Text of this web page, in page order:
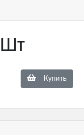
Купить